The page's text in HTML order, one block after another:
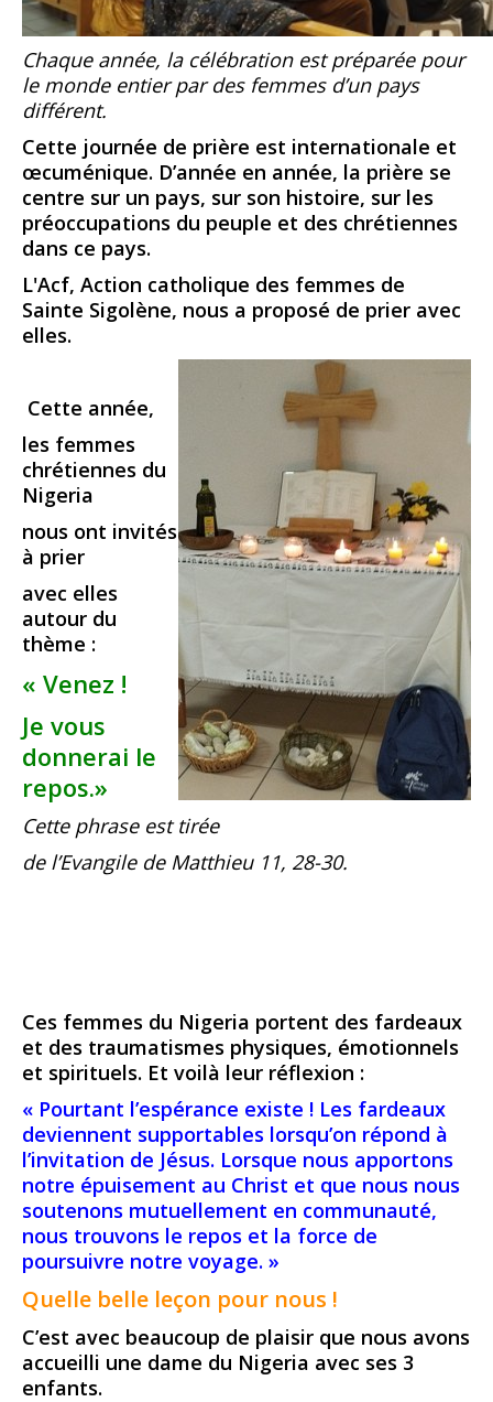
Chaque année, la célébration est préparée pour
le monde entier par des femmes d’un pays
différent.
Cette journée de prière est internationale et
œcuménique. D’année en année, la prière se
centre sur un pays, sur son histoire, sur les
préoccupations du peuple et des chrétiennes
dans ce pays.
L'Acf, Action catholique des femmes de
Sainte Sigolène, nous a proposé de prier avec
elles.
Cette année,
les femmes
chrétiennes du
Nigeria
nous ont invités
à prier
avec elles
autour du
thème :
« Venez !
Je vous
donnerai le
repos.»
Cette phrase est tirée
de l’Evangile de Matthieu 11, 28-30.
Ces femmes du Nigeria portent des fardeaux
et des traumatismes physiques, émotionnels
et spirituels. Et voilà leur réflexion :
« Pourtant l’espérance existe ! Les fardeaux
deviennent supportables lorsqu’on répond à
l’invitation de Jésus. Lorsque nous apportons
notre épuisement au Christ et que nous nous
soutenons mutuellement en communauté,
nous trouvons le repos et la force de
poursuivre notre voyage. »
Quelle belle leçon pour nous !
C’est avec beaucoup de plaisir que nous avons
accueilli une dame du Nigeria avec ses 3
enfants.